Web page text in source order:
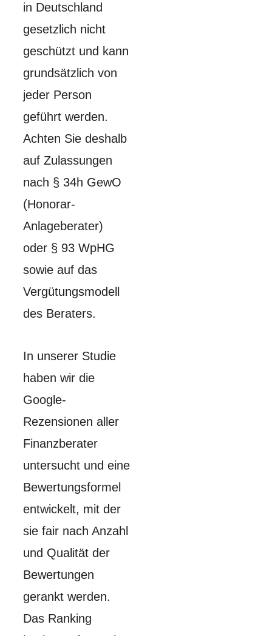
in Deutschland
gesetzlich nicht
geschützt und kann
grundsätzlich von
jeder Person
geführt werden.
Achten Sie deshalb
auf Zulassungen
nach § 34h GewO
(Honorar-
Anlageberater)
oder § 93 WpHG
sowie auf das
Vergütungsmodell
des Beraters.
In unserer Studie
haben wir die
Google-
Rezensionen aller
Finanzberater
untersucht und eine
Bewertungsformel
entwickelt, mit der
sie fair nach Anzahl
und Qualität der
Bewertungen
gerankt werden.
Das Ranking